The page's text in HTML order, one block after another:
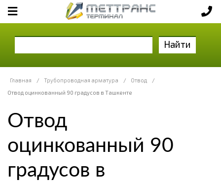
Найти
Главная / Трубопроводная арматура / Отвод
/
Отвод оцинкованный 90 градусов в Ташкенте
Отвод
оцинкованный 90
градусов в